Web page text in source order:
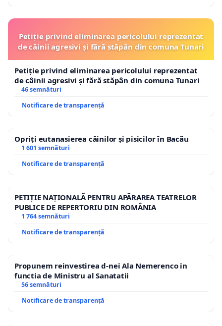
Petiție privind eliminarea pericolului reprezentat
de câinii agresivi și fără stăpân din comuna Tunari
Petiție privind eliminarea pericolului reprezentat
de câinii agresivi și fără stăpân din comuna Tunari
46 semnături
Notificare de transparență
Opriți eutanasierea câinilor și pisicilor în Bacău
1 601 semnături
Notificare de transparență
PETIȚIE NAȚIONALĂ PENTRU APĂRAREA TEATRELOR
PUBLICE DE REPERTORIU DIN ROMÂNIA
1 764 semnături
Notificare de transparență
Propunem reinvestirea d-nei Ala Nemerenco in
functia de Ministru al Sanatatii
56 semnături
Notificare de transparență